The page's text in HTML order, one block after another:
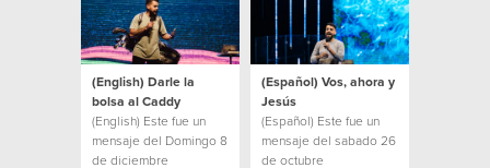
(English) Darle la
bolsa al Caddy
(English) Este fue un
mensaje del Domingo 8
de diciembre
(Español) Vos, ahora y
Jesús
(Español) Este fue un
mensaje del sabado 26
de octubre